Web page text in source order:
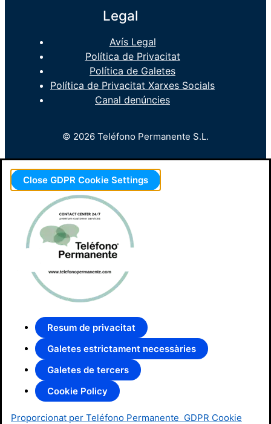
Legal
Avís Legal
Política de Privacitat
Política de Galetes
Política de Privacitat Xarxes Socials
Canal denúncies
© 2026 Teléfono Permanente S.L.
Close GDPR Cookie Settings
Resum de privacitat
Galetes estrictament necessàries
Galetes de tercers
Cookie Policy
Proporcionat per Teléfono Permanente GDPR Cookie